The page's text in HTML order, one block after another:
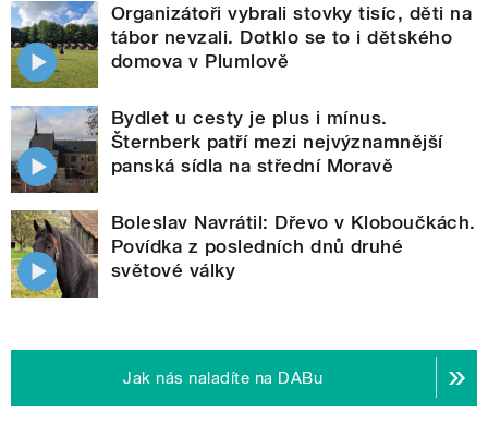
Organizátoři vybrali stovky tisíc, děti na
tábor nevzali. Dotklo se to i dětského
domova v Plumlově
Bydlet u cesty je plus i mínus.
Šternberk patří mezi nejvýznamnější
panská sídla na střední Moravě
Boleslav Navrátil: Dřevo v Kloboučkách.
Povídka z posledních dnů druhé
světové války
Jak nás naladíte na DABu